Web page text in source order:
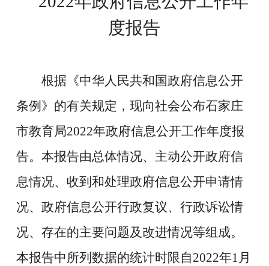
度报告
根据《中华人民共和国政府信息公开
条例》的有关规定，现向社会公布石家庄
市教育局2022年政府信息公开工作年度报
告。本报告由总体情况、主动公开政府信
息情况、收到和处理政府信息公开申请情
况、政府信息公开行政复议、行政诉讼情
况、存在的主要问题及改进情况等组成。
本报告中所列数据的统计时限自2022年1月